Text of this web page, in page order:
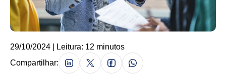
29/10/2024 | Leitura: 12 minutos
Compartilhar: